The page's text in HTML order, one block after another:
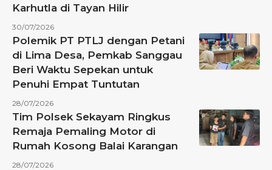
Karhutla di Tayan Hilir
30/07/2026
Polemik PT PTLJ dengan Petani
di Lima Desa, Pemkab Sanggau
Beri Waktu Sepekan untuk
Penuhi Empat Tuntutan
28/07/2026
Tim Polsek Sekayam Ringkus
Remaja Pemaling Motor di
Rumah Kosong Balai Karangan
28/07/2026